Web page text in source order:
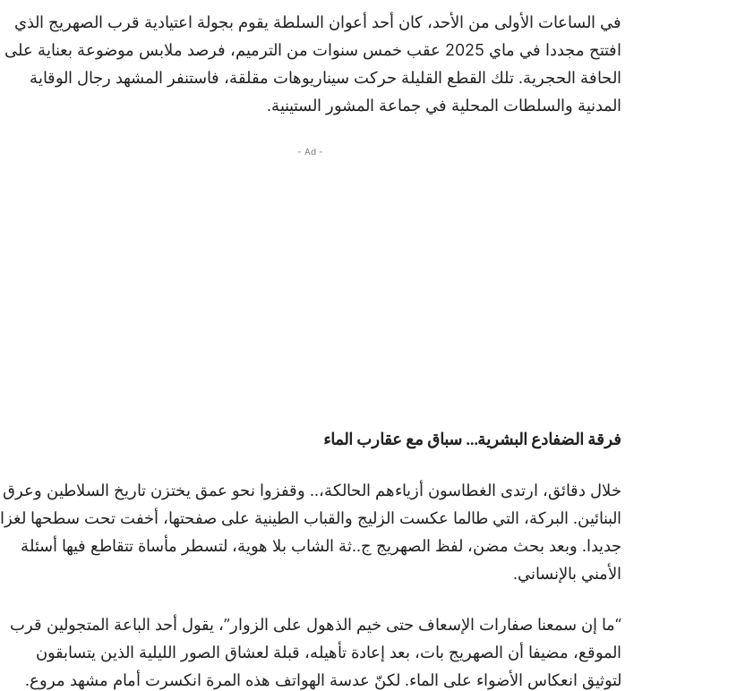
في الساعات الأولى من الأحد، كان أحد أعوان السلطة يقوم بجولة اعتيادية قرب الصهريج الذي
افتتح مجددا في ماي 2025 عقب خمس سنوات من الترميم، فرصد ملابس موضوعة بعناية على
الحافة الحجرية. تلك القطع القليلة حركت سيناريوهات مقلقة، فاستنفر المشهد رجال الوقاية
المدنية والسلطات المحلية في جماعة المشور الستينية.
- Ad -
فرقة الضفادع البشرية… سباق مع عقارب الماء
خلال دقائق، ارتدى الغطاسون أزياءهم الحالكة،.. وقفزوا نحو عمق يختزن تاريخ السلاطين وعرق
البنائين. البركة، التي طالما عكست الزليج والقباب الطينية على صفحتها، أخفت تحت سطحها لغزا
جديدا. وبعد بحث مضن، لفظ الصهريج ج..ثة الشاب بلا هوية، لتسطر مأساة تتقاطع فيها أسئلة
الأمني بالإنساني.
“ما إن سمعنا صفارات الإسعاف حتى خيم الذهول على الزوار”، يقول أحد الباعة المتجولين قرب
الموقع، مضيفا أن الصهريج بات، بعد إعادة تأهيله، قبلة لعشاق الصور الليلية الذين يتسابقون
لتوثيق انعكاس الأضواء على الماء. لكنّ عدسة الهواتف هذه المرة انكسرت أمام مشهد مروع.